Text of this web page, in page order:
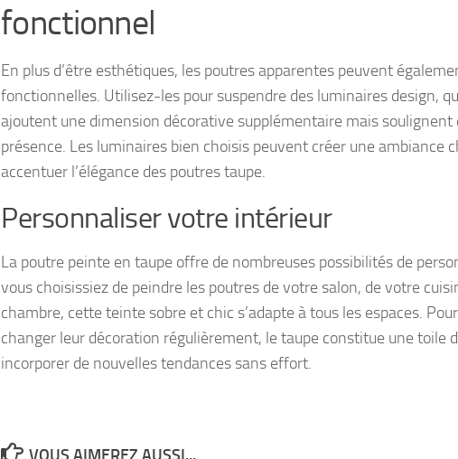
fonctionnel
En plus d’être esthétiques, les poutres apparentes peuvent
fonctionnelles. Utilisez-les pour suspendre des luminaires design,
ajoutent une dimension décorative supplémentaire mais soulignent
présence. Les luminaires bien choisis peuvent créer une ambiance
accentuer l’élégance des poutres taupe.
Personnaliser votre intérieur
La poutre peinte en taupe offre de nombreuses possibilités de
vous choisissiez de peindre les poutres de votre salon, de votre
chambre, cette teinte sobre et chic s’adapte à tous les espaces.
changer leur décoration régulièrement, le taupe constitue une toile
incorporer de nouvelles tendances sans effort.